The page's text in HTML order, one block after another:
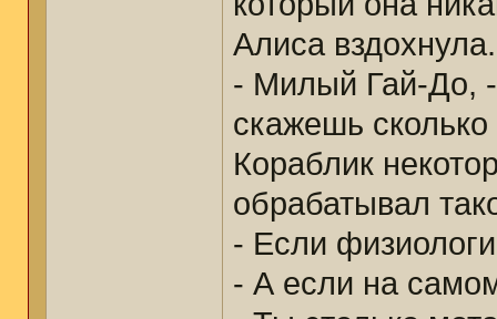
Алиса вздохнула.
- Милый Гай-До,
скажешь
Кораблик
обрабатывал
- Если
- А если на